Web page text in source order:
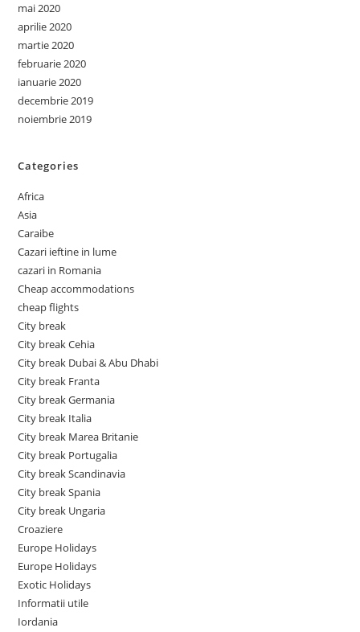
mai 2020
aprilie 2020
martie 2020
februarie 2020
ianuarie 2020
decembrie 2019
noiembrie 2019
Categories
Africa
Asia
Caraibe
Cazari ieftine in lume
cazari in Romania
Cheap accommodations
cheap flights
City break
City break Cehia
City break Dubai & Abu Dhabi
City break Franta
City break Germania
City break Italia
City break Marea Britanie
City break Portugalia
City break Scandinavia
City break Spania
City break Ungaria
Croaziere
Europe Holidays
Europe Holidays
Exotic Holidays
Informatii utile
Iordania